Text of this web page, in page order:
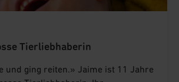
Tierliebhaberin
und ging reiten.» Jaime ist 11 Jahre